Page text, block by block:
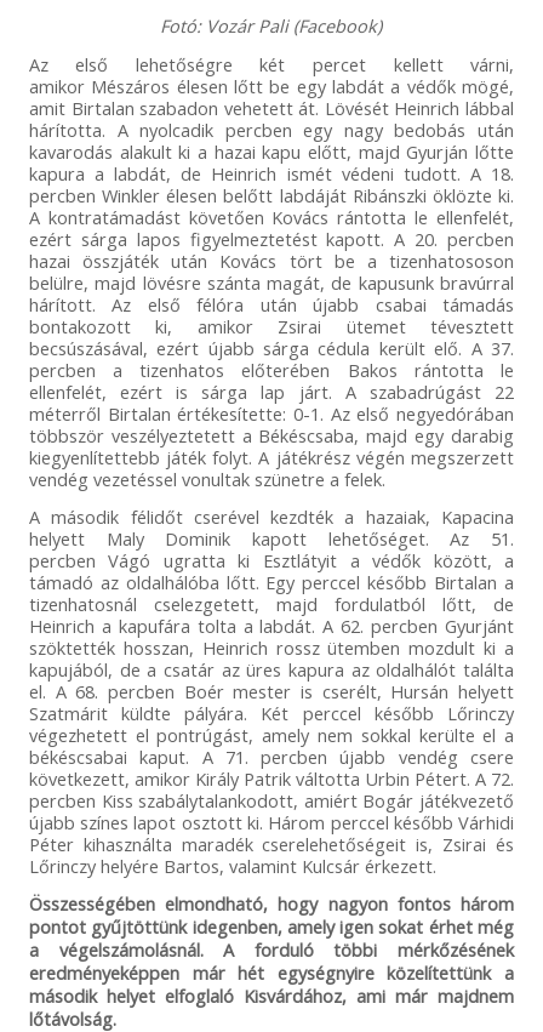
Fotó: Vozár Pali (Facebook)
Az első lehetőségre két percet kellett várni,
amikor Mészáros élesen lőtt be egy labdát a védők mögé,
amit Birtalan szabadon vehetett át. Lövését Heinrich lábbal
hárította. A nyolcadik percben egy nagy bedobás után
kavarodás alakult ki a hazai kapu előtt, majd Gyurján lőtte
kapura a labdát, de Heinrich ismét védeni tudott. A 18.
percben Winkler élesen belőtt labdáját Ribánszki öklözte ki.
A kontratámadást követően Kovács rántotta le ellenfelét,
ezért sárga lapos figyelmeztetést kapott. A 20. percben
hazai összjáték után Kovács tört be a tizenhatososon
belülre, majd lövésre szánta magát, de kapusunk bravúrral
hárított. Az első félóra után újabb csabai támadás
bontakozott ki, amikor Zsirai ütemet tévesztett
becsúszásával, ezért újabb sárga cédula került elő. A 37.
percben a tizenhatos előterében Bakos rántotta le
ellenfelét, ezért is sárga lap járt. A szabadrúgást 22
méterről Birtalan értékesítette: 0-1. Az első negyedórában
többször veszélyeztetett a Békéscsaba, majd egy darabig
kiegyenlítettebb játék folyt. A játékrész végén megszerzett
vendég vezetéssel vonultak szünetre a felek.
A második félidőt cserével kezdték a hazaiak, Kapacina
helyett Maly Dominik kapott lehetőséget. Az 51.
percben Vágó ugratta ki Esztlátyit a védők között, a
támadó az oldalhálóba lőtt. Egy perccel később Birtalan a
tizenhatosnál cselezgetett, majd fordulatból lőtt, de
Heinrich a kapufára tolta a labdát. A 62. percben Gyurjánt
szöktették hosszan, Heinrich rossz ütemben mozdult ki a
kapujából, de a csatár az üres kapura az oldalhálót találta
el. A 68. percben Boér mester is cserélt, Hursán helyett
Szatmárit küldte pályára. Két perccel később Lőrinczy
végezhetett el pontrúgást, amely nem sokkal kerülte el a
békéscsabai kaput. A 71. percben újabb vendég csere
következett, amikor Király Patrik váltotta Urbin Pétert. A 72.
percben Kiss szabálytalankodott, amiért Bogár játékvezető
újabb színes lapot osztott ki. Három perccel később Várhidi
Péter kihasználta maradék cserelehetőségeit is, Zsirai és
Lőrinczy helyére Bartos, valamint Kulcsár érkezett.
Összességében elmondható, hogy nagyon fontos három
pontot gyűjtöttünk idegenben, amely igen sokat érhet még
a végelszámolásnál. A forduló többi mérkőzésének
eredményeképpen már hét egységnyire közelítettünk a
második helyet elfoglaló Kisvárdához, ami már majdnem
lőtávolság.